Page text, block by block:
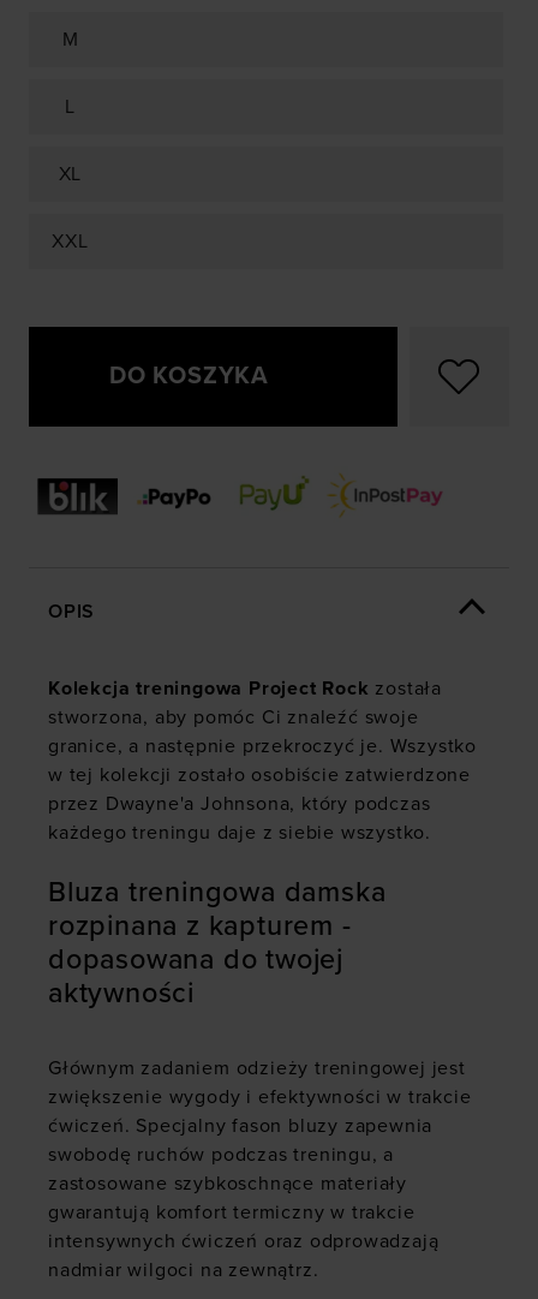
M
L
XL
XXL
DO KOSZYKA
OPIS
Kolekcja treningowa Project Rock została
stworzona, aby pomóc Ci znaleźć swoje
granice, a następnie przekroczyć je. Wszystko
w tej kolekcji zostało osobiście zatwierdzone
przez Dwayne'a Johnsona, który podczas
każdego treningu daje z siebie wszystko.
Bluza treningowa damska
rozpinana z kapturem -
dopasowana do twojej
aktywności
Głównym zadaniem odzieży treningowej jest
zwiększenie wygody i efektywności w trakcie
ćwiczeń. Specjalny fason bluzy zapewnia
swobodę ruchów podczas treningu, a
zastosowane szybkoschnące materiały
gwarantują komfort termiczny w trakcie
intensywnych ćwiczeń oraz odprowadzają
nadmiar wilgoci na zewnątrz.